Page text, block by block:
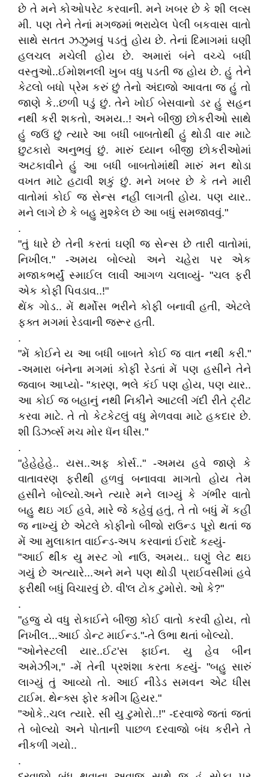
છે તે મને કોઓપરેટ કરવાની. મને ખબર છે કે શી લવ્સ
મી. પણ તેને તેનાં મગજમાં ભરાયેલ પેલી બકવાસ વાતો
સાથે સતત ઝઝુમવું પડતું હોય છે. તેનાં દિમાગમાં ઘણી
હલચલ મચેલી હોય છે. અમારાં બંને વચ્ચે બધી
વસ્તુઓ..ઈમોશનલી ખુબ વધુ પડતી જ હોય છે. હું તેને
કેટલો બધો પ્રેમ કરું છું તેનો અંદાજો આવતા જ હું તો
જાણે કે..છળી પડું છું. તેને ખોઈ બેસવાનો ડર હું સહન
નથી કરી શકતો, અમય..! અને બીજી છોકરીઓ સાથે
હું જઉં છું ત્યારે આ બધી બાબતોથી હું થોડી વાર માટે
છુટકારો અનુભવું છું. મારું ધ્યાન બીજી છોકરીઓમાં
અટકાવીને હું આ બધી બાબતોમાંથી મારું મન થોડા
વખત માટે હટાવી શકું છું. મને ખબર છે કે તને મારી
વાતોમાં કોઈ જ સેન્સ નહીં લાગતી હોય. પણ યાર..
મને લાગે છે કે બહુ મુશ્કેલ છે આ બધું સમજાવવું."
.
"તું ધારે છે તેની કરતાં ઘણી જ સેન્સ છે તારી વાતોમાં,
નિખીલ." -અમય બોલ્યો અને ચહેરા પર એક
મજાકભર્યું સ્માઈલ લાવી આગળ ચલાવ્યું- "ચલ ફરી
એક કોફી પિવડાવ..!"
થેંક ગોડ.. મેં થર્મોસ ભરીને કોફી બનાવી હતી, એટલે
ફક્ત મગમાં રેડવાની જરૂર હતી.
.
"મેં કોઈને ય આ બધી બાબતે કોઈ જ વાત નથી કરી."
-અમારા બંનેના મગમાં કોફી રેડતાં મેં પણ હસીને તેને
જવાબ આપ્યો- "કારણ, ભલે કંઈ પણ હોય, પણ યાર..
આ કોઈ જ બહાનું નથી નિકીને આટલી ગંદી રીતે ટ્રીટ
કરવા માટે. તે તો કેટકેટલું વધુ મેળવવા માટે હકદાર છે.
શી ડિઝર્વ્સ મચ મોર ધૅન ધીસ."
.
"હેહેહેહે.. યસ..અફ કોર્સ.." -અમય હવે જાણે કે
વાતાવરણ ફરીથી હળવું બનાવવા માગતો હોય તેમ
હસીને બોલ્યો.અને ત્યારે મને લાગ્યું કે ગંભીર વાતો
બહુ થઇ ગઈ હવે, મારે જે કહેવું હતું, તે તો બધું મેં કહી
જ નાખ્યું છે એટલે કોફીનો બીજો રાઉન્ડ પૂરો થતાં જ
મેં આ મુલાકાત વાઈન્ડ-અપ કરવાનાં ઈરાદે કહ્યું-
"આઈ થીંક યુ મસ્ટ ગો નાઉ, અમય.. ઘણું લેટ થઇ
ગયું છે અત્યારે...અને મને પણ થોડી પ્રાઈવસીમાં હવે
ફરીથી બધું વિચારવું છે. વી'લ ટોક ટુમોરો. ઓ કે?"
.
"હજુ યે વધુ રોકાઈને બીજી કોઈ વાતો કરવી હોય, તો
નિખીલ...આઈ ડોન્ટ માઈન્ડ."-તે ઉભા થતાં બોલ્યો.
"ઓનેસ્ટલી યાર..ઈટ'સ ફાઈન. યુ હેવ બીન
અમેઝીંગ," -મેં તેની પ્રશંશા કરતા કહ્યું- "બહુ સારું
લાગ્યું તું આવ્યો તો. આઈ નીડેડ સમવન એટ ધીસ
ટાઈમ. થેન્ક્સ ફોર કમીંગ હિયર."
"ઓકે..ચલ ત્યારે. સી યુ ટુમોરો..!" -દરવાજે જતાં જતાં
તે બોલ્યો અને પોતાની પાછળ દરવાજો બંધ કરીને તે
નીકળી ગયો..
.